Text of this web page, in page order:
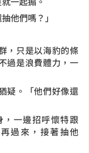
他們嗎？」
只是以海豹的條
過是浪費體力，一
。「他們好像還
一邊招呼懷特跟
過來，接著抽他